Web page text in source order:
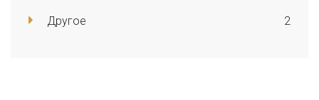
Другое 2